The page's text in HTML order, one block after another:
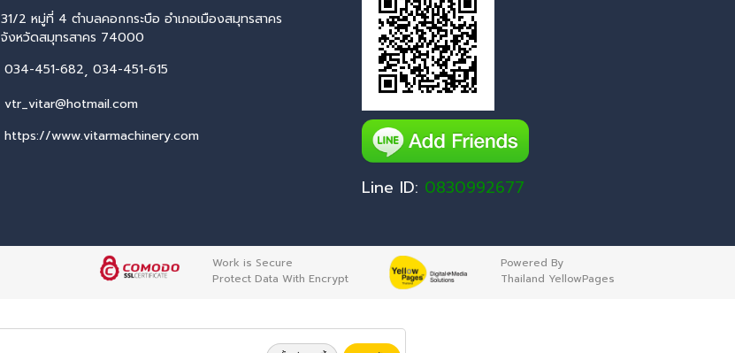
31/2 หมู่ที่ 4 ตำบลคอกกระบือ อำเภอเมืองสมุทรสาคร
จังหวัดสมุทรสาคร 74000
034-451-682, 034-451-615
vtr_vitar@hotmail.com
https://www.vitarmachinery.com
Line ID: 0830992677
Work is Secure
Protect Data With Encrypt
Powered By
Thailand YellowPages